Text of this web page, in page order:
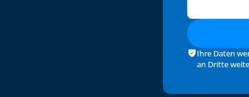
Ihre Daten
an Dritte